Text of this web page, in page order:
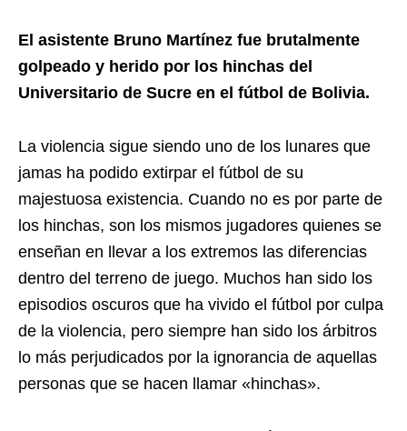
El asistente Bruno Martínez fue brutalmente
golpeado y herido por los hinchas del
Universitario de Sucre en el fútbol de Bolivia.
La violencia sigue siendo uno de los lunares que
jamas ha podido extirpar el fútbol de su
majestuosa existencia. Cuando no es por parte de
los hinchas, son los mismos jugadores quienes se
enseñan en llevar a los extremos las diferencias
dentro del terreno de juego. Muchos han sido los
episodios oscuros que ha vivido el fútbol por culpa
de la violencia, pero siempre han sido los árbitros
lo más perjudicados por la ignorancia de aquellas
personas que se hacen llamar «hinchas».